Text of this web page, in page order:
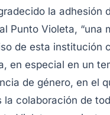
la adhesión
Punto Violeta, “una
de esta institución
en especial en un
de género, en el
la colaboración de